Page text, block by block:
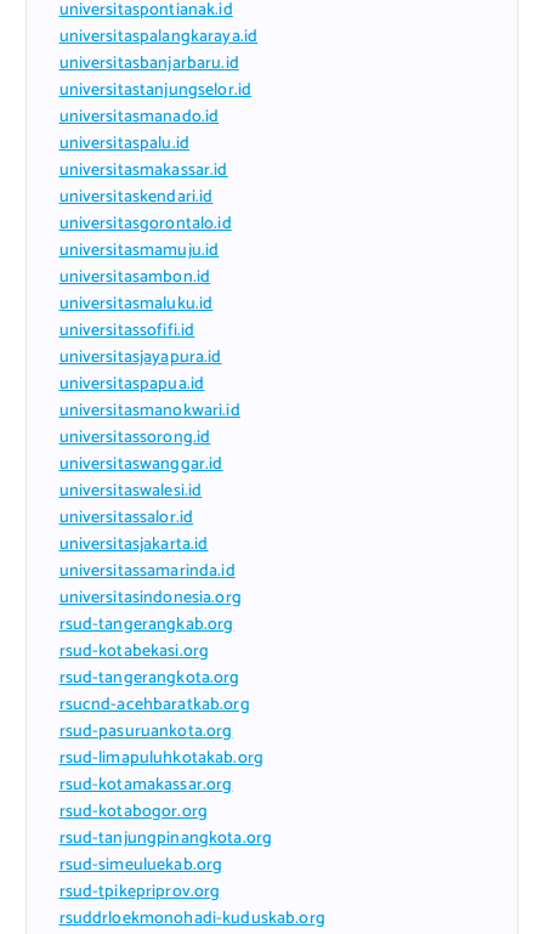
universitaspontianak.id
universitaspalangkaraya.id
universitasbanjarbaru.id
universitastanjungselor.id
universitasmanado.id
universitaspalu.id
universitasmakassar.id
universitaskendari.id
universitasgorontalo.id
universitasmamuju.id
universitasambon.id
universitasmaluku.id
universitassofifi.id
universitasjayapura.id
universitaspapua.id
universitasmanokwari.id
universitassorong.id
universitaswanggar.id
universitaswalesi.id
universitassalor.id
universitasjakarta.id
universitassamarinda.id
universitasindonesia.org
rsud-tangerangkab.org
rsud-kotabekasi.org
rsud-tangerangkota.org
rsucnd-acehbaratkab.org
rsud-pasuruankota.org
rsud-limapuluhkotakab.org
rsud-kotamakassar.org
rsud-kotabogor.org
rsud-tanjungpinangkota.org
rsud-simeuluekab.org
rsud-tpikepriprov.org
rsuddrloekmonohadi-kuduskab.org